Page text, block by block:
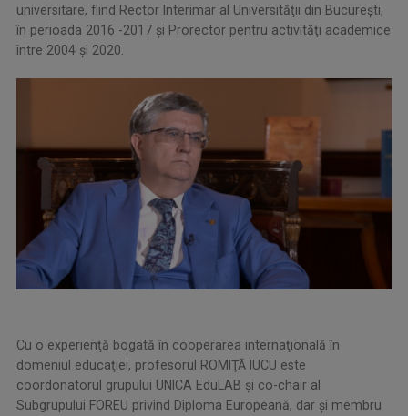
universitare, fiind Rector Interimar al Universităţii din Bucureşti,
în perioada 2016 -2017 şi Prorector pentru activităţi academice
între 2004 şi 2020.
Cu o experienţă bogată în cooperarea internaţională în
domeniul educaţiei, profesorul ROMIŢĂ IUCU este
coordonatorul grupului UNICA EduLAB şi co-chair al
Subgrupului FOREU privind Diploma Europeană, dar şi membru